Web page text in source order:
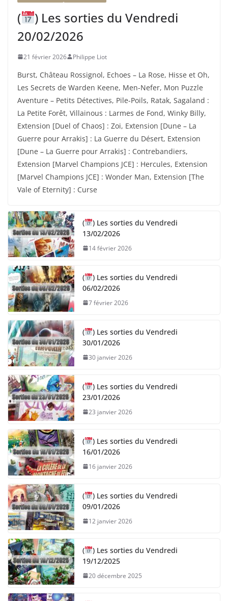
(
) Les sorties du Vendredi
20/02/2026
21 février 2026 Philippe Liot
Burst, Château Rossignol, Echoes – La Rose, Hisse et Oh,
Les Secrets de Warden Keene, Men-Nefer, Mon Puzzle
Aventure – Petits Détectives, Pile-Poils, Ratak, Sagaland :
La Petite Forêt, Villainous : Larmes de Fond, Winky Billy,
Extension [Duel of Chaos] : Zoi, Extension [Dune – La
Guerre pour Arrakis] : La Guerre du Désert, Extension
[Dune – La Guerre pour Arrakis] : Contrebandiers,
Extension [Marvel Champions JCE] : Hercules, Extension
[Marvel Champions JCE] : Wonder Man, Extension [The
Vale of Eternity] : Curse
(
) Les sorties du Vendredi
13/02/2026
14 février 2026
(
) Les sorties du Vendredi
06/02/2026
7 février 2026
(
) Les sorties du Vendredi
30/01/2026
30 janvier 2026
(
) Les sorties du Vendredi
23/01/2026
23 janvier 2026
(
) Les sorties du Vendredi
16/01/2026
16 janvier 2026
(
) Les sorties du Vendredi
09/01/2026
12 janvier 2026
(
) Les sorties du Vendredi
19/12/2025
20 décembre 2025